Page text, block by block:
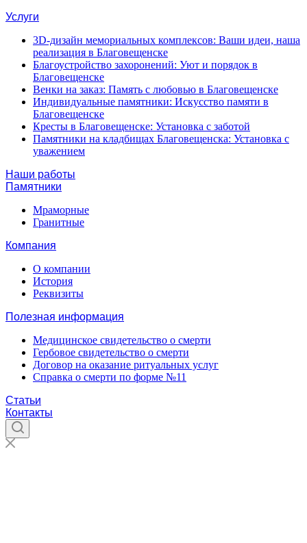
Услуги
3D-дизайн мемориальных комплексов: Ваши идеи, наша
реализация в Благовещенске
Благоустройство захоронений: Уют и порядок в
Благовещенске
Венки на заказ: Память с любовью в Благовещенске
Индивидуальные памятники: Искусство памяти в
Благовещенске
Кресты в Благовещенске: Установка с заботой
Памятники на кладбищах Благовещенска: Установка с
уважением
Наши работы
Памятники
Мраморные
Гранитные
Компания
О компании
История
Реквизиты
Полезная информация
Медицинское свидетельство о смерти
Гербовое свидетельство о смерти
Договор на оказание ритуальных услуг
Справка о смерти по форме №11
Статьи
Контакты